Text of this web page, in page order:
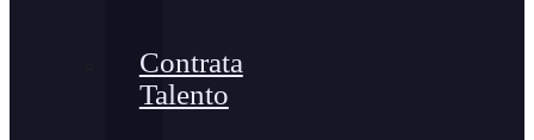
Contrata
Talento